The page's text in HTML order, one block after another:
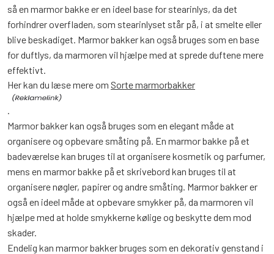
så en marmor bakke er en ideel base for stearinlys, da det
forhindrer overfladen, som stearinlyset står på, i at smelte eller
blive beskadiget. Marmor bakker kan også bruges som en base
for duftlys, da marmoren vil hjælpe med at sprede duftene mere
effektivt.
Her kan du læse mere om Sorte marmorbakker
Marmor bakker kan også bruges som en elegant måde at
organisere og opbevare småting på. En marmor bakke på et
badeværelse kan bruges til at organisere kosmetik og parfumer,
mens en marmor bakke på et skrivebord kan bruges til at
organisere nøgler, papirer og andre småting. Marmor bakker er
også en ideel måde at opbevare smykker på, da marmoren vil
hjælpe med at holde smykkerne kølige og beskytte dem mod
skader.
Endelig kan marmor bakker bruges som en dekorativ genstand i